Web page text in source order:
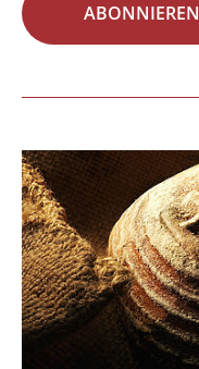
ABONNIEREN